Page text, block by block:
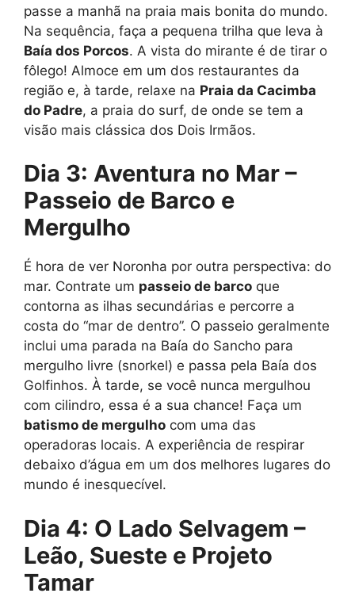
passe a manhã na praia mais bonita do mundo.
Na sequência, faça a pequena trilha que leva à
Baía dos Porcos. A vista do mirante é de tirar o
fôlego! Almoce em um dos restaurantes da
região e, à tarde, relaxe na Praia da Cacimba
do Padre, a praia do surf, de onde se tem a
visão mais clássica dos Dois Irmãos.
Dia 3: Aventura no Mar –
Passeio de Barco e
Mergulho
É hora de ver Noronha por outra perspectiva: do
mar. Contrate um passeio de barco que
contorna as ilhas secundárias e percorre a
costa do “mar de dentro”. O passeio geralmente
inclui uma parada na Baía do Sancho para
mergulho livre (snorkel) e passa pela Baía dos
Golfinhos. À tarde, se você nunca mergulhou
com cilindro, essa é a sua chance! Faça um
batismo de mergulho com uma das
operadoras locais. A experiência de respirar
debaixo d’água em um dos melhores lugares do
mundo é inesquecível.
Dia 4: O Lado Selvagem –
Leão, Sueste e Projeto
Tamar